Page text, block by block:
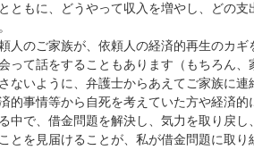
ともに、どうやって収入を増やし、どの
人のご家族が、依頼人の経済的再生のカ
って話をすることもあります（もちろん
ないように、弁護士からあえてご家族に連
的事情等から自死を考えていた方や経済
中で、借金問題を解決し、気力を取り戻
とを見届けることが、私が借金問題に取り